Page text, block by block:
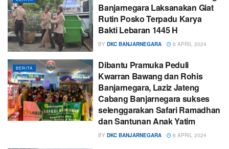
Banjarnegara Laksanakan Giat
Rutin Posko Terpadu Karya
Bakti Lebaran 1445 H
BY DKC BANJARNEGARA 8 APRIL 2024
BERITA
Dibantu Pramuka Peduli
Kwarran Bawang dan Rohis
Banjarnegara, Laziz Jateng
Cabang Banjarnegara sukses
selenggarakan Safari Ramadhan
dan Santunan Anak Yatim
BY DKC BANJARNEGARA 8 APRIL 2024